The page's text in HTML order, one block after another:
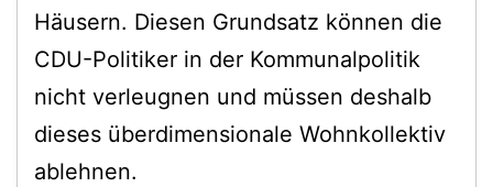
Häusern. Diesen Grundsatz können die
CDU-Politiker in der Kommunalpolitik
nicht verleugnen und müssen deshalb
dieses überdimensionale Wohnkollektiv
ablehnen.